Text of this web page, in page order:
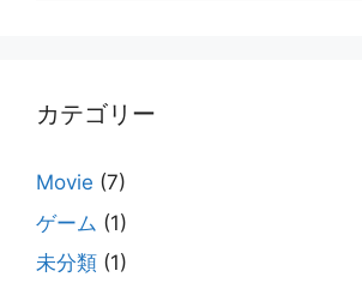
カテゴリー
Movie (7)
ゲーム (1)
未分類 (1)